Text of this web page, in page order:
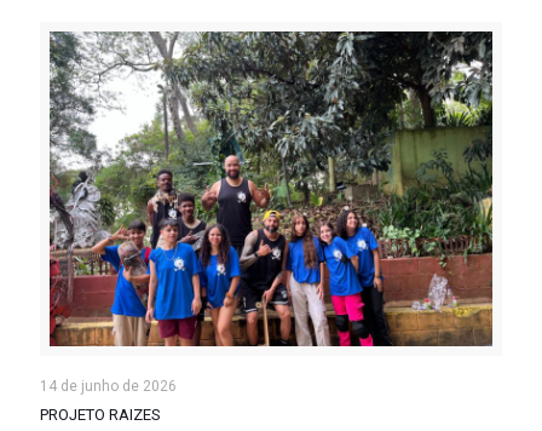
14 de junho de 2026
PROJETO RAIZES